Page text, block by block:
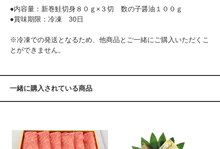
●内容量：新巻鮭切身８０ｇ×３切 数の子醤油１００ｇ
●賞味期限：冷凍 30日
※冷凍での発送となるため、他商品とご一緒にご購入いただくこ
とができません。
一緒に購入されている商品